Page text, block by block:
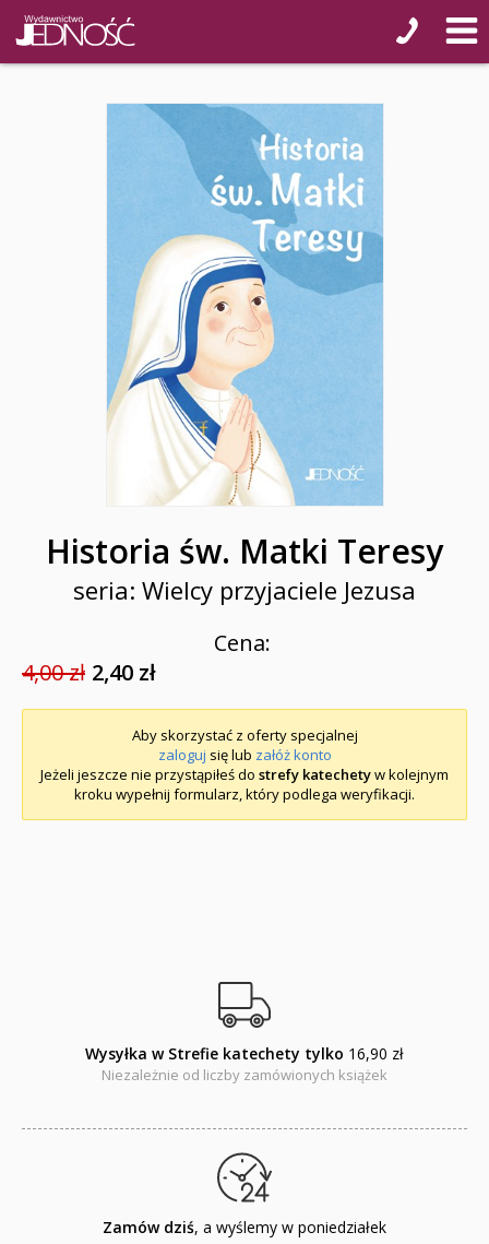
Historia św. Matki Teresy
seria: Wielcy przyjaciele Jezusa
Cena:
4,00 zł 2,40 zł
Aby skorzystać z oferty specjalnej
zaloguj się lub załóż konto
Jeżeli jeszcze nie przystąpiłeś do strefy katechetyw kolejnym
kroku wypełnij formularz, który podlega weryfikacji.
Wysyłka w Strefie katechety tylko 16,90 zł
Niezależnie od liczby zamówionych książek
Zamów dziś, a wyślemy w poniedziałek